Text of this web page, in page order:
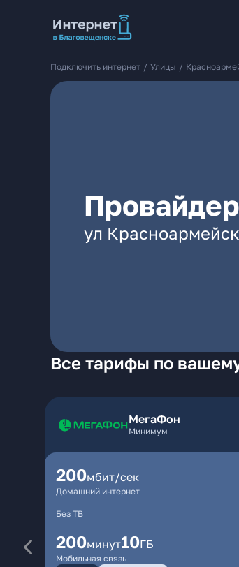
Подключить интернет / Улицы /
ул
Все тарифы по
МегаФон
Минимум
200мбит/сек
Домашний интернет
Без ТВ
200минут10ГБ
Мобильная связь